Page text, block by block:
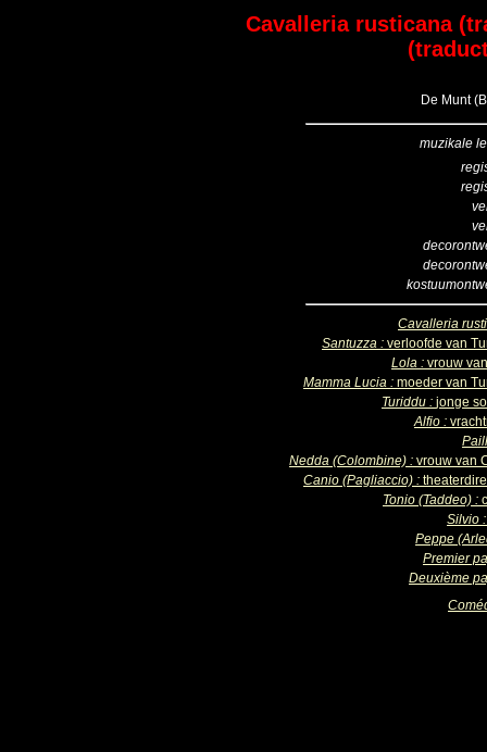
Cavalleria rusticana
De Munt
muzikale
Cavalleria
Santuzza : verloofde van
Lola : vrouw
Mamma Lucia : moeder van
Turiddu : jonge
Alfio :
Nedda (Colombine) : vrouw van
Canio (Pagliaccio) :
Tonio (Taddeo) :
Silvio
Peppe
Premier
Deuxième